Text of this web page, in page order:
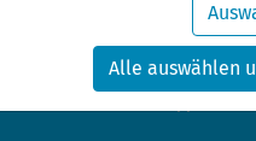
in diesem Zeitraum
24.08.2026 verschickt.
Eine schöneAlle auswählen